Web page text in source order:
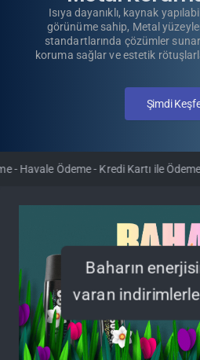
AutoSprühFolie - Tek Bileşenli ve
İşlevli, Yeniden
Hemen İncele,
Kredi Kartı ile Ödeme 1000 TL
Baharın
varan indirimlerle